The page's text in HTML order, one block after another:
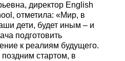
директор English
отметила: «Мир, в
дети, будет иным – и
подготовить
к реалиям будущего.
поздним стартом, в